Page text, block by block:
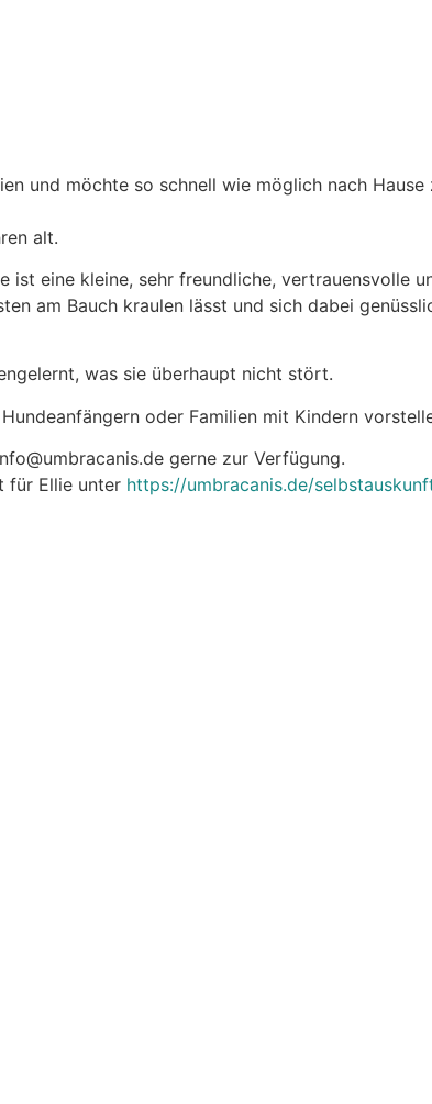
und möchte so schnell wie möglich nach Hause
alt.
ist eine kleine, sehr freundliche, vertrauensvolle
am Bauch kraulen lässt und sich dabei
was sie überhaupt nicht stört.
oder Familien mit Kindern
gerne zur Verfügung.
für Ellie unter https://umbracanis.de/